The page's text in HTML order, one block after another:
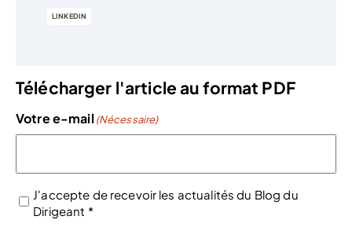
LINKEDIN
Télécharger l'article au format PDF
Votre e-mail (Nécessaire)
(Nécessaire)
J'accepte de recevoir les actualités du Blog du
Dirigeant *